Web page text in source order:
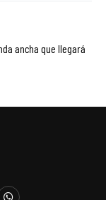
ancha que llegará